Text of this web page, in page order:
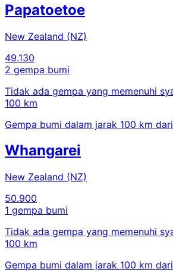
Papatoetoe
New Zealand (NZ)
49.130
2 gempa bumi
Tidak ada gempa yang memenuhi
100 km
Gempa bumi dalam jarak 100 km
Whangarei
New Zealand (NZ)
50.900
1 gempa bumi
Tidak ada gempa yang memenuhi
100 km
Gempa bumi dalam jarak 100 km